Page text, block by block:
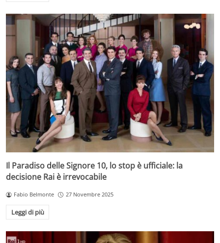
Il Paradiso delle Signore 10, lo stop è ufficiale: la
decisione Rai è irrevocabile
Fabio Belmonte 27 Novembre 2025
Leggi di più